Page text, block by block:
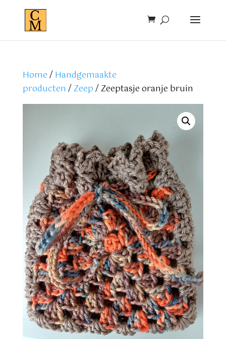
Home/Handgemaakte
producten /Zeep/ Zeeptasje oranje bruin